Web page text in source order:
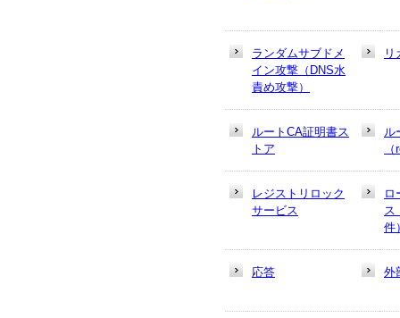
ランダムサブドメ
イン攻撃（DNS水
責め攻撃）
リ
ルートCA証明書ス
トア
ル
レジストリロック
サービス
ロ
ス
件
応答 外